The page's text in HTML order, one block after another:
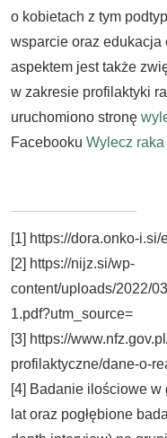
o kobietach z tym
wsparcie oraz edukacja
aspektem jest także
w zakresie profilaktyki
uruchomiono stronę
Facebooku Wylecz
[1] https://dora.onko-i.si/
[2] https://nijz.si/wp-
content/uploads/2022/
1.pdf?utm_source=
[3] https://
profilaktyczne/dane-o-
[4] Badanie ilościowe
lat oraz pogłębione